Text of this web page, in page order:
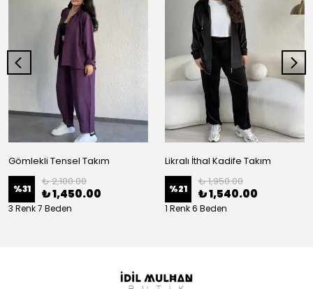
Gömlekli Tensel Takım
%31
₺ 2,100.00
₺ 1,450.00
3 Renk 7 Beden
Likralı İthal Kadife Takım
%21
₺ 1,950.00
₺ 1,540.00
1 Renk 6 Beden